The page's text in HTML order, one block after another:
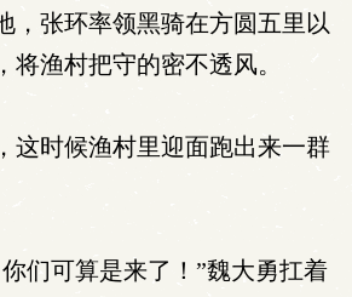
张环率领黑骑在方圆五里以
将渔村把守的密不透风。
这时候渔村里迎面跑出来一群
们可算是来了！”魏大勇扛着